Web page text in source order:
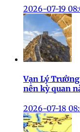
2026-07-19
Vạn Lý
nên kỳ quan
2026-07-18